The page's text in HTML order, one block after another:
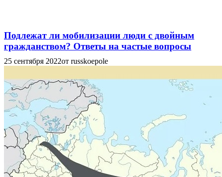
Подлежат ли мобилизации люди с двойным
гражданством? Ответы на частые вопросы
25 сентября 2022от russkoepole